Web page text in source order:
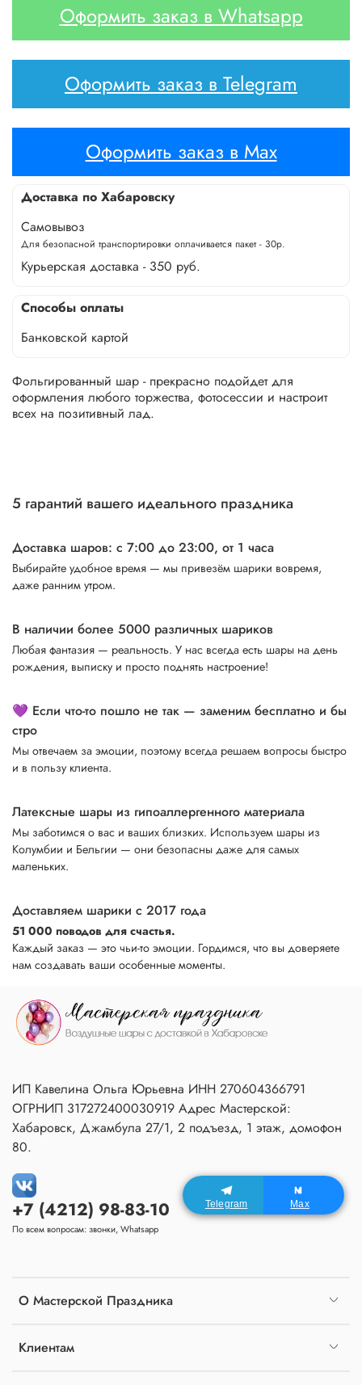
Оформить заказ в Whatsapp
Оформить заказ в Telegram
Оформить заказ в Max
Доставка по Хабаровску
Самовывоз
Для безопасной транспортировки оплачивается пакет - 30р.
Курьерская доставка - 350 руб.
Способы оплаты
Банковской картой
Фольгированный шар - прекрасно подойдет для
оформления любого торжества, фотосессии и настроит
всех на позитивный лад.
5 гарантий вашего идеального праздника
Доставка шаров: с 7:00 до 23:00, от 1 часа
Выбирайте удобное время — мы привезём шарики вовремя,
даже ранним утром.
В наличии более 5000 различных шариков
Любая фантазия — реальность. У нас всегда есть шары на день
рождения, выписку и просто поднять настроение!
💜 Если что-то пошло не так — заменим бесплатно и бы
стро
Мы отвечаем за эмоции, поэтому всегда решаем вопросы быстро
и в пользу клиента.
Латексные шары из гипоаллергенного материала
Мы заботимся о вас и ваших близких. Используем шары из
Колумбии и Бельгии — они безопасны даже для самых
маленьких.
Доставляем шарики с 2017 года
51 000 поводов для счастья.
Каждый заказ — это чьи-то эмоции. Гордимся, что вы доверяете
нам создавать ваши особенные моменты.
О Мастерской Праздника
Клиентам
+7 (4212) 98-83-10
По всем вопросам: звонки, Whatsapp
ИП Кавелина Ольга Юрьевна ИНН 270604366791
ОГРНИП 317272400030919 Адрес Мастерской:
Хабаровск, Джамбула 27/1, 2 подъезд, 1 этаж, домофон
80.
Telegram Max